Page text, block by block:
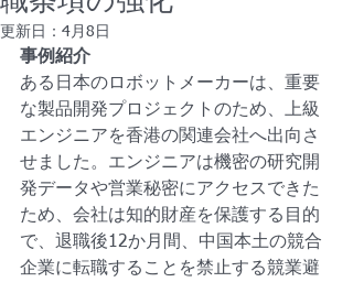
更新日： 4月8日
事例紹介
ある日本のロボットメーカーは、重要
な製品開発プロジェクトのため、上級
エンジニアを香港の関連会社へ出向さ
せました。エンジニアは機密の研究開
発データや営業秘密にアクセスできた
ため、会社は知的財産を保護する目的
で、退職後12か月間、中国本土の競合
企業に転職することを禁止する競業避